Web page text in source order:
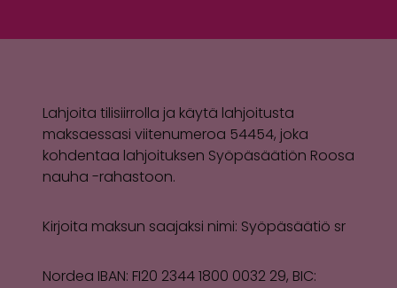
Lahjoita tilisiirrolla ja käytä lahjoitusta
maksaessasi viitenumeroa 54454, joka
kohdentaa lahjoituksen Syöpäsäätiön Roosa
nauha -rahastoon.
Kirjoita maksun saajaksi nimi: Syöpäsäätiö sr
Nordea IBAN: FI20 2344 1800 0032 29, BIC: